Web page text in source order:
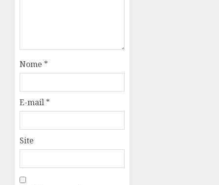
Nome *
E-mail *
Site